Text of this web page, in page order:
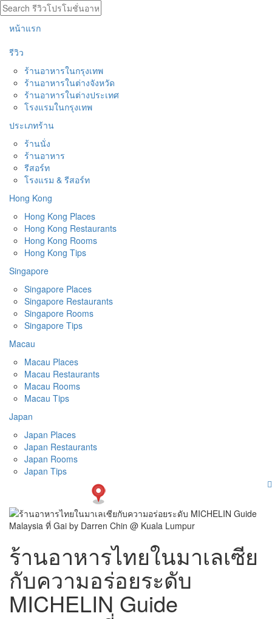
หน้าแรก
รีวิว
ร้านอาหารในกรุงเทพ
ร้านอาหารในต่างจังหวัด
ร้านอาหารในต่างประเทศ
โรงแรมในกรุงเทพ
ประเภทร้าน
ร้านนั่ง
ร้านอาหาร
รีสอร์ท
โรงแรม & รีสอร์ท
Hong Kong
Hong Kong Places
Hong Kong Restaurants
Hong Kong Rooms
Hong Kong Tips
Singapore
Singapore Places
Singapore Restaurants
Singapore Rooms
Singapore Tips
Macau
Macau Places
Macau Restaurants
Macau Rooms
Macau Tips
Japan
Japan Places
Japan Restaurants
Japan Rooms
Japan Tips
ร้านอาหารไทยในมาเลเซีย
กับความอร่อยระดับ
MICHELIN Guide